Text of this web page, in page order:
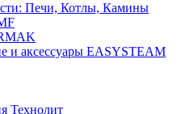
Печи, Котлы, Камины
и аксессуары EASYSTEAM
Технолит